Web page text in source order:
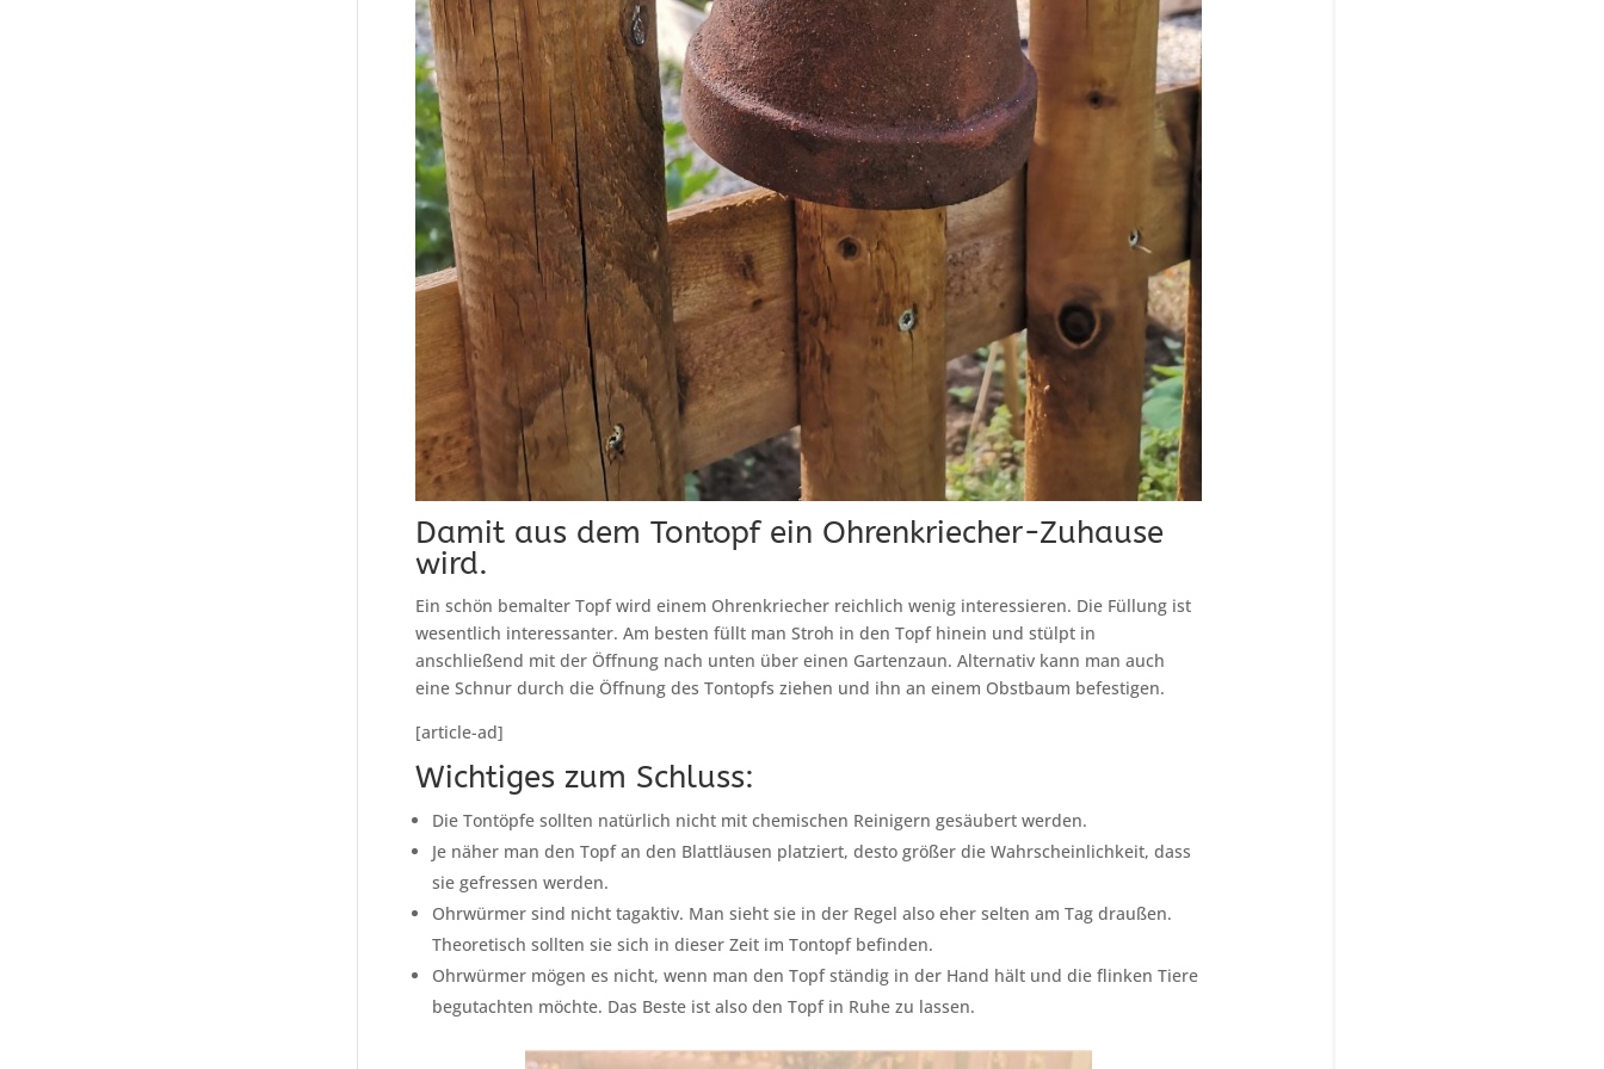
Damit aus dem Tontopf ein Ohrenkriecher-Zuhause
wird.
Ein schön bemalter Topf wird einem Ohrenkriecher reichlich wenig interessieren. Die Füllung ist
wesentlich interessanter. Am besten füllt man Stroh in den Topf hinein und stülpt in
anschließend mit der Öffnung nach unten über einen Gartenzaun. Alternativ kann man auch
eine Schnur durch die Öffnung des Tontopfs ziehen und ihn an einem Obstbaum befestigen.
[article-ad]
Wichtiges zum Schluss:
Die Tontöpfe sollten natürlich nicht mit chemischen Reinigern gesäubert werden.
Je näher man den Topf an den Blattläusen platziert, desto größer die Wahrscheinlichkeit, dass
sie gefressen werden.
Ohrwürmer sind nicht tagaktiv. Man sieht sie in der Regel also eher selten am Tag draußen.
Theoretisch sollten sie sich in dieser Zeit im Tontopf befinden.
Ohrwürmer mögen es nicht, wenn man den Topf ständig in der Hand hält und die flinken Tiere
begutachten möchte. Das Beste ist also den Topf in Ruhe zu lassen.